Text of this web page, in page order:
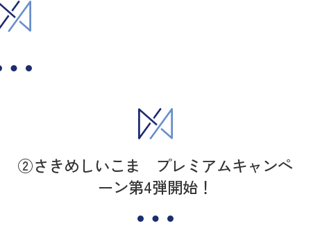
②さきめしいこま プレミアムキャンペ
ーン第4弾開始！